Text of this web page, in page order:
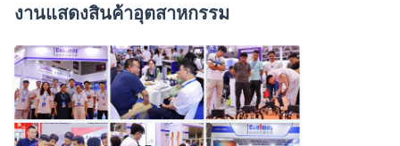
งานแสดงสินค้าอุตสาหกรรม